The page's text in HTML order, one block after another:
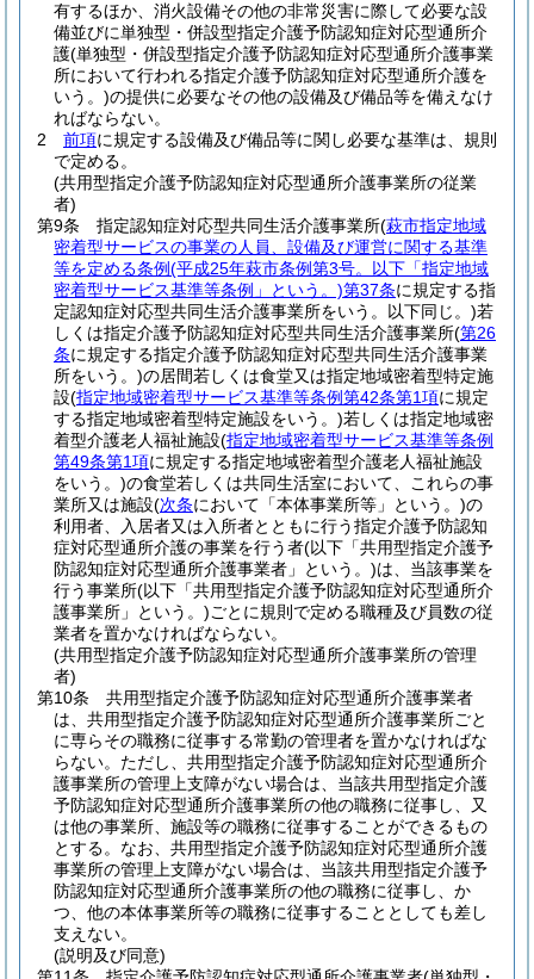
有するほか、消火設備その他の非常災害に際して必要な設
備並びに単独型・併設型指定介護予防認知症対応型通所介
護(単独型・併設型指定介護予防認知症対応型通所介護事業
所において行われる指定介護予防認知症対応型通所介護を
いう。)の提供に必要なその他の設備及び備品等を備えなけ
ればならない。
2
前項に規定する設備及び備品等に関し必要な基準は、規則
で定める。
(共用型指定介護予防認知症対応型通所介護事業所の従業
者)
第9条
指定認知症対応型共同生活介護事業所(萩市指定地域
密着型サービスの事業の人員、設備及び運営に関する基準
等を定める条例(平成25年萩市条例第3号。以下「指定地域
密着型サービス基準等条例」という。)第37条に規定する指
定認知症対応型共同生活介護事業所をいう。以下同じ。)若
しくは指定介護予防認知症対応型共同生活介護事業所(第26
条に規定する指定介護予防認知症対応型共同生活介護事業
所をいう。)の居間若しくは食堂又は指定地域密着型特定施
設(指定地域密着型サービス基準等条例第42条第1項に規定
する指定地域密着型特定施設をいう。)若しくは指定地域密
着型介護老人福祉施設(指定地域密着型サービス基準等条例
第49条第1項に規定する指定地域密着型介護老人福祉施設
をいう。)の食堂若しくは共同生活室において、これらの事
業所又は施設(次条において「本体事業所等」という。)の
利用者、入居者又は入所者とともに行う指定介護予防認知
症対応型通所介護の事業を行う者(以下「共用型指定介護予
防認知症対応型通所介護事業者」という。)は、当該事業を
行う事業所(以下「共用型指定介護予防認知症対応型通所介
護事業所」という。)ごとに規則で定める職種及び員数の従
業者を置かなければならない。
(共用型指定介護予防認知症対応型通所介護事業所の管理
者)
第10条
共用型指定介護予防認知症対応型通所介護事業者
は、共用型指定介護予防認知症対応型通所介護事業所ごと
に専らその職務に従事する常勤の管理者を置かなければな
らない。 ただし、共用型指定介護予防認知症対応型通所介
護事業所の管理上支障がない場合は、当該共用型指定介護
予防認知症対応型通所介護事業所の他の職務に従事し、又
は他の事業所、施設等の職務に従事することができるもの
とする。 なお、共用型指定介護予防認知症対応型通所介護
事業所の管理上支障がない場合は、当該共用型指定介護予
防認知症対応型通所介護事業所の他の職務に従事し、か
つ、他の本体事業所等の職務に従事することとしても差し
支えない。
(説明及び同意)